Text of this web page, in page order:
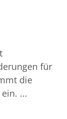
für
die
...